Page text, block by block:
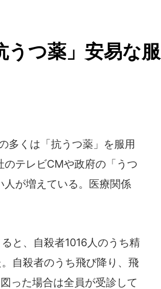
つ薬」安易な服
多くは「抗うつ薬」を服用
のテレビCMや政府の「うつ
が増えている。医療関係
と、自殺者1016人のうち精
自殺者のうち飛び降り、飛
った場合は全員が受診して